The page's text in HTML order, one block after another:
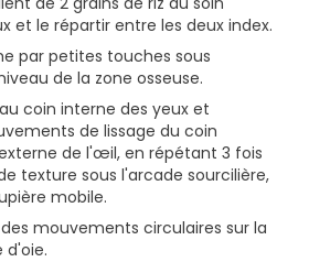
et le répartir entre les deux index.
par petites touches sous
de la zone osseuse.
coin interne des yeux et
de lissage du coin
de l'œil, en répétant 3 fois
texture sous l'arcade sourcilière,
mobile.
mouvements circulaires sur la
d'oie.